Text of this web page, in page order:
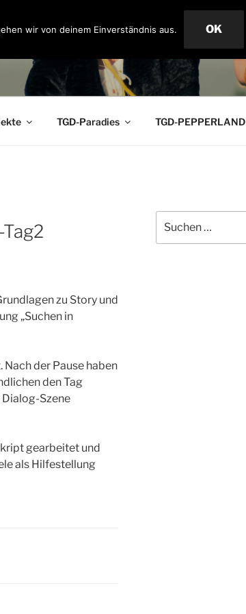
TGD-Paradies TGD-PEPPERLAND
zu Story und
„Suchen in
Nach der Pause haben
den Tag
Szene
gearbeitet und
als Hilfestellung
nach:
wir von deinem Einverständnis aus. OK